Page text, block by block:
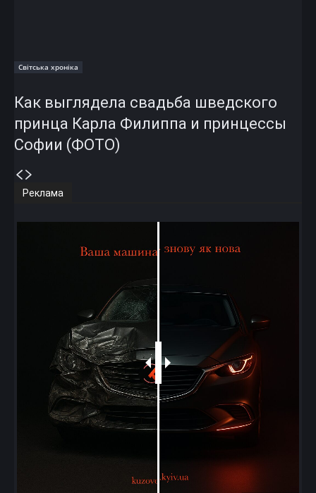
Світська хроніка
Как выглядела свадьба шведского
принца Карла Филиппа и принцессы
Софии (ФОТО)
Реклама